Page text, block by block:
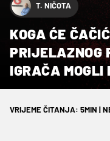
T. NIČOTA
KOGA ĆE
PRIJELAZNOG ROKA?
IGRAČA
VRIJEME ČITANJA: 5MIN |